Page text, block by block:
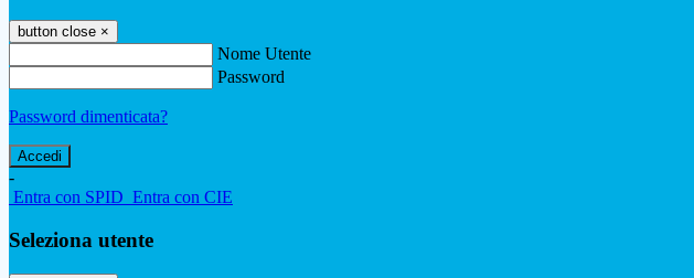
button close ×
Nome Utente
Password
Password dimenticata?
-
Entra con SPID Entra con CIE
Seleziona utente